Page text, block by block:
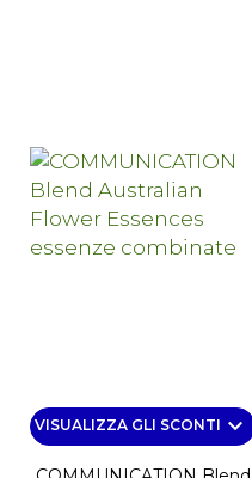
VISUALIZZA GLI SCONTI keyboard_arrow_down